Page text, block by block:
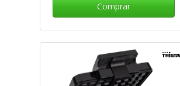
Comprar